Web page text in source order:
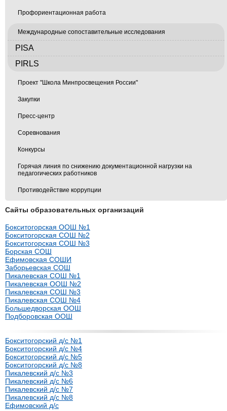
Профориентационная работа
Международные сопоставительные исследования
PISA
PIRLS
Проект "Школа Минпросвещения России"
Закупки
Пресс-центр
Соревнования
Конкурсы
Горячая линия по снижению документационной нагрузки на
педагогических работников
Противодействие коррупции
Сайты образовательных организаций
Бокситогорская ООШ №1
Бокситогорская СОШ №2
Бокситогорская СОШ №3
Борская СОШ
Ефимовская СОШИ
Заборьевская СОШ
Пикалевская СОШ №1
Пикалевская ООШ №2
Пикалевская СОШ №3
Пикалевская СОШ №4
Большедворская ООШ
Подборовская ООШ
Бокситогорский д/с №1
Бокситогорский д/с №4
Бокситогорский д/с №5
Бокситогорский д/с №8
Пикалевский д/с №3
Пикалевский д/с №6
Пикалевский д/с №7
Пикалевский д/с №8
Ефимовский д/с